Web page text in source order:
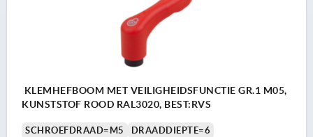
KLEMHEFBOOM MET VEILIGHEIDSFUNCTIE GR.1 M05,
KUNSTSTOF ROOD RAL3020, BEST:RVS
SCHROEFDRAAD=M5
DRAADDIEPTE=6